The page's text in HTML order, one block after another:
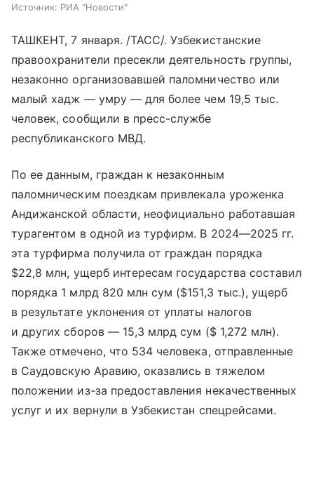
Источник: РИА "Новости"
ТАШКЕНТ, 7 января. /ТАСС/. Узбекистанские
правоохранители пресекли деятельность группы,
незаконно организовавшей паломничество или
малый хадж — умру — для более чем 19,5 тыс.
человек, сообщили в пресс-службе
республиканского МВД.
По ее данным, граждан к незаконным
паломническим поездкам привлекала уроженка
Андижанской области, неофициально работавшая
турагентом в одной из турфирм. В 2024—2025 гг.
эта турфирма получила от граждан порядка
$22,8 млн, ущерб интересам государства составил
порядка 1 млрд 820 млн сум ($151,3 тыс.), ущерб
в результате уклонения от уплаты налогов
и других сборов — 15,3 млрд сум ($ 1,272 млн).
Также отмечено, что 534 человека, отправленные
в Саудовскую Аравию, оказались в тяжелом
положении из-за предоставления некачественных
услуг и их вернули в Узбекистан спецрейсами.